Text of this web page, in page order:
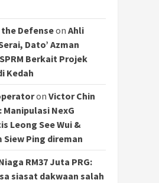
Defenseon Ahli
Dato’ Azman
Berkait Projek
Kedah
on Victor Chin
NexG
Leong See Wui &
Siew Ping direman
RM37 Juta PRG:
siasat dakwaan salah